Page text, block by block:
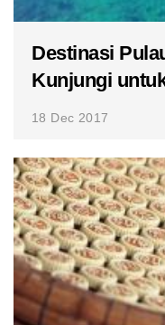
Destinasi
Kunjungi
18 Dec 2017